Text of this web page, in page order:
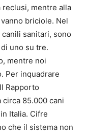
mentre alla
briciole. Nel
sanitari, sono
uno su tre.
mentre noi
Per inquadrare
Rapporto
circa 85.000 cani
Italia. Cifre
che il sistema non